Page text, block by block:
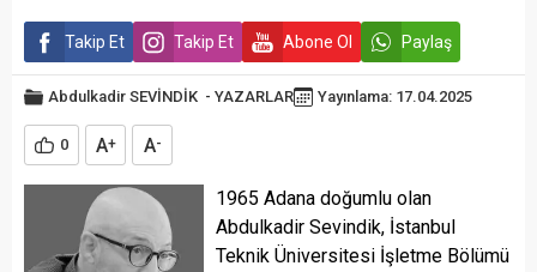
Takip Et Takip Et Abone Ol Paylaş
Abdulkadir SEVİNDİK - YAZARLAR Yayınlama: 17.04.2025
0 A+ A-
1965 Adana doğumlu olan
Abdulkadir Sevindik, İstanbul
Teknik Üniversitesi İşletme Bölümü